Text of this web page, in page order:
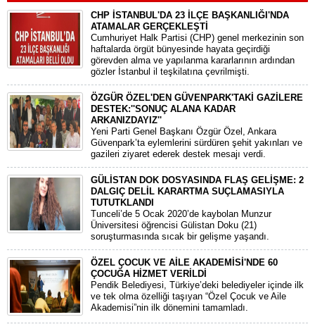
CHP İSTANBUL'DA 23 İLÇE BAŞKANLIĞI'NDA
ATAMALAR GERÇEKLEŞTİ
​Cumhuriyet Halk Partisi (CHP) genel merkezinin son
haftalarda örgüt bünyesinde hayata geçirdiği
görevden alma ve yapılanma kararlarının ardından
gözler İstanbul il teşkilatına çevrilmişti.
ÖZGÜR ÖZEL'DEN GÜVENPARK'TAKİ GAZİLERE
DESTEK:''SONUÇ ALANA KADAR
ARKANIZDAYIZ''
​Yeni Parti Genel Başkanı Özgür Özel, Ankara
Güvenpark’ta eylemlerini sürdüren şehit yakınları ve
gazileri ziyaret ederek destek mesajı verdi.
GÜLİSTAN DOK DOSYASINDA FLAŞ GELİŞME: 2
DALGIÇ DELİL KARARTMA SUÇLAMASIYLA
TUTUTKLANDI
​Tunceli’de 5 Ocak 2020’de kaybolan Munzur
Üniversitesi öğrencisi Gülistan Doku (21)
soruşturmasında sıcak bir gelişme yaşandı.
ÖZEL ÇOCUK VE AİLE AKADEMİSİ'NDE 60
ÇOCUĞA HİZMET VERİLDİ
Pendik Belediyesi, Türkiye’deki belediyeler içinde ilk
ve tek olma özelliği taşıyan “Özel Çocuk ve Aile
Akademisi”nin ilk dönemini tamamladı.